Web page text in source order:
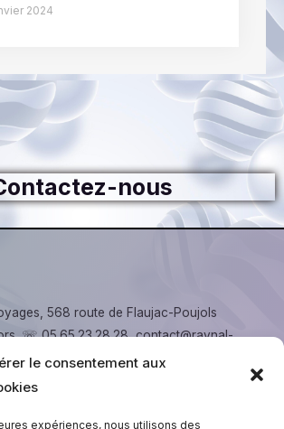
le consentement aux
expériences, nous utilisons des
2024
nous
568 route de Flaujac-Poujols
☏ 05.65.23.28.28, contact@raynal-
voyages.fr
© 2026 Raynal Voyages